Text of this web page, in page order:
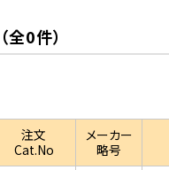
全0件）
注文
Cat.No
メーカー
略号